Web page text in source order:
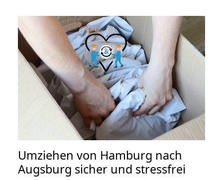
Umziehen von Hamburg nach
Augsburg sicher und stressfrei